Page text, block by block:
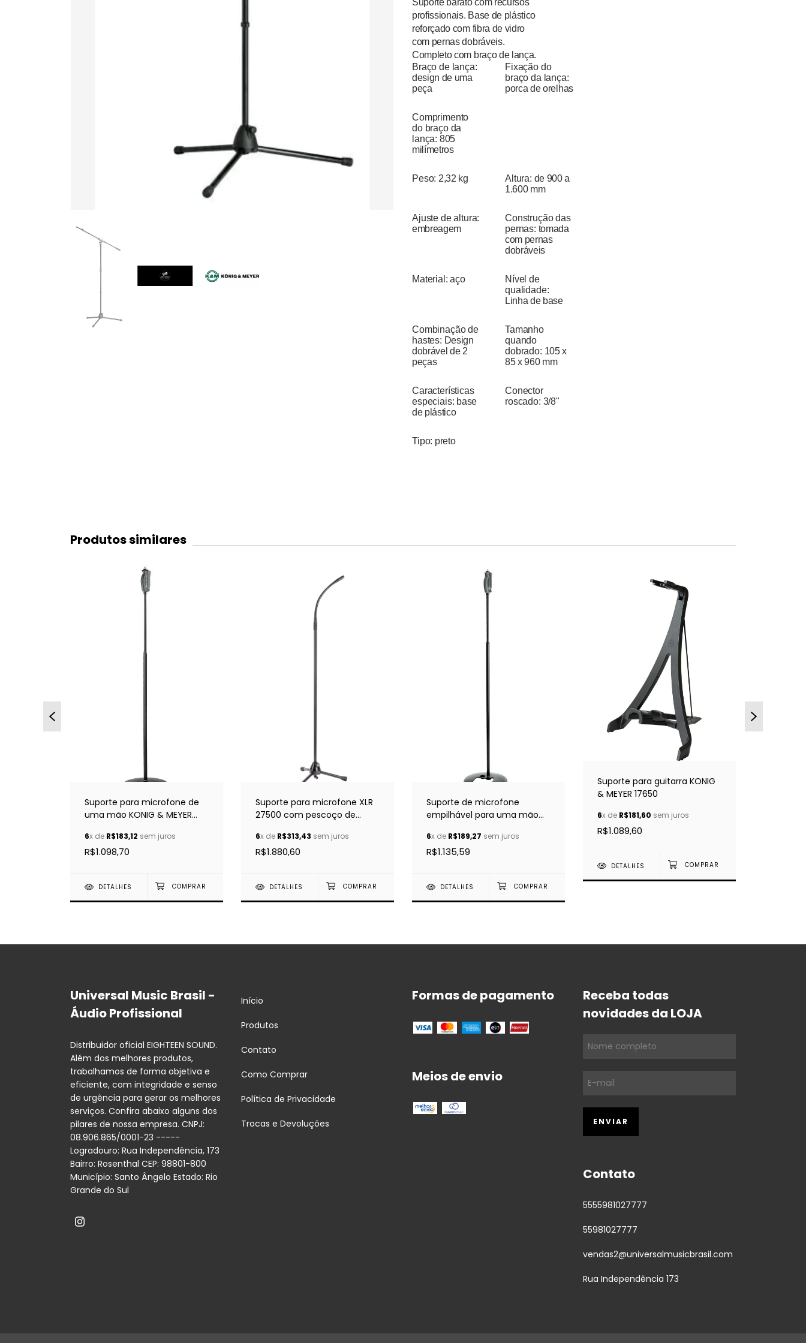
profissionais. Base de plástico
reforçado com fibra de vidro
com pernas dobráveis.
Completo com braço de lança.
Braço de lança:
design de uma
peça
Fixação do
braço da lança:
porca de orelhas
Comprimento
do braço da
lança: 805
milímetros
Peso: 2,32 kg Altura: de 900 a
1.600 mm
Ajuste de altura:
embreagem
Construção das
pernas: tomada
com pernas
dobráveis
Material:aço
Nível de
qualidade:
Linha de base
Combinação de
hastes: Design
dobrável de 2
peças
Tamanho
quando
dobrado: 105 x
85 x 960 mm
Características
especiais: base
de plástico
Conector
roscado: 3/8"
Tipo: preto
Produtos similares
Suporte para microfone de
uma mão KONIG & MEYER
6x de R$183,12 sem juros
R$1.098,70
DETALHES
Suporte para microfone XLR
27500 com pescoço de
6x de R$313,43 sem juros
R$1.880,60
DETALHES
Suporte de microfone
empilhável para uma mão
6x de R$189,27 sem juros
R$1.135,59
DETALHES
Suporte para guitarra KONIG
& MEYER 17650
6x de R$181,60 sem juros
R$1.089,60
DETALHES
Universal Music Brasil -
Áudio Profissional
Distribuidor oficial EIGHTEEN SOUND.
Além dos melhores produtos,
trabalhamos de forma objetiva e
eficiente, com integridade e senso
de urgência para gerar os melhores
serviços. Confira abaixo alguns dos
pilares de nossa empresa. CNPJ:
08.906.865/0001-23 -----
Logradouro: Rua Independência, 173
Bairro: Rosenthal CEP: 98801-800
Município: Santo Ângelo Estado: Rio
Grande do Sul
Início
Produtos
Contato
Como Comprar
Política de Privacidade
Trocas e Devoluções
Formas de pagamento
Meios de envio
Receba todas
novidades da LOJA
Contato
5555981027777
55981027777
vendas2@universalmusicbrasil.com
Rua Independência 173